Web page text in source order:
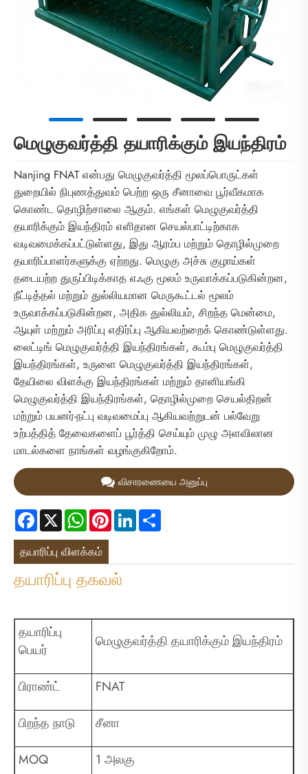
மெழுகுவர்த்தி தயாரிக்கும் இயந்திரம்
Nanjing FNAT என்பது மெழுகுவர்த்தி மூலப்பொருட்கள்
துறையில் நிபுணத்துவம் பெற்ற ஒரு சீனாவை பூர்வீகமாக
கொண்ட தொழிற்சாலை ஆகும். எங்கள் மெழுகுவர்த்தி
தயாரிக்கும் இயந்திரம் எளிதான செயல்பாட்டிற்காக
வடிவமைக்கப்பட்டுள்ளது, இது ஆரம்ப மற்றும் தொழில்முறை
தயாரிப்பாளர்களுக்கு ஏற்றது. மெழுகு அச்சு குழாய்கள்
தடையற்ற துருப்பிடிக்காத எஃகு மூலம் உருவாக்கப்படுகின்றன,
நீட்டித்தல் மற்றும் துல்லியமான மெருகூட்டல் மூலம்
உருவாக்கப்படுகின்றன, அதிக துல்லியம், சிறந்த மென்மை,
ஆயுள் மற்றும் அரிப்பு எதிர்ப்பு ஆகியவற்றைக் கொண்டுள்ளது.
லைட்டிங் மெழுகுவர்த்தி இயந்திரங்கள், கூம்பு மெழுகுவர்த்தி
இயந்திரங்கள், உருளை மெழுகுவர்த்தி இயந்திரங்கள்,
தேயிலை விளக்கு இயந்திரங்கள் மற்றும் தானியங்கி
மெழுகுவர்த்தி இயந்திரங்கள், தொழில்முறை செயல்திறன்
மற்றும் பயனர்-நட்பு வடிவமைப்பு ஆகியவற்றுடன் பல்வேறு
உற்பத்தித் தேவைகளைப் பூர்த்தி செய்யும் முழு அளவிலான
மாடல்களை நாங்கள் வழங்குகிறோம்.
விசாரணையை அனுப்பு
Facebook
X WhatsApp
PinterestLinkedIn
தயாரிப்பு விளக்கம்
தயாரிப்பு தகவல்
தயாரிப்பு
பெயர்
மெழுகுவர்த்தி தயாரிக்கும் இயந்திரம்
பிராண்ட் FNAT
பிறந்த நாடு சீனா
MOQ 1 அலகு